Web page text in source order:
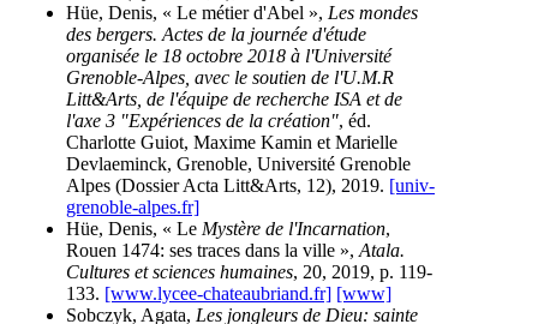
Hüe, Denis, « Le métier d'Abel », Les mondes
des bergers. Actes de la journée d'étude
organisée le 18 octobre 2018 à l'Université
Grenoble-Alpes, avec le soutien de l'U.M.R
Litt&Arts, de l'équipe de recherche ISA et de
l'axe 3 "Expériences de la création", éd.
Charlotte Guiot, Maxime Kamin et Marielle
Devlaeminck, Grenoble, Université Grenoble
Alpes (Dossier Acta Litt&Arts, 12), 2019. [univ-
grenoble-alpes.fr]
Hüe, Denis, « Le Mystère de l'Incarnation,
Rouen 1474: ses traces dans la ville »,Atala.
Cultures et sciences humaines, 20, 2019, p. 119-
133. [www.lycee-chateaubriand.fr] [www]
Sobczyk, Agata, Les jongleurs de Dieu: sainte